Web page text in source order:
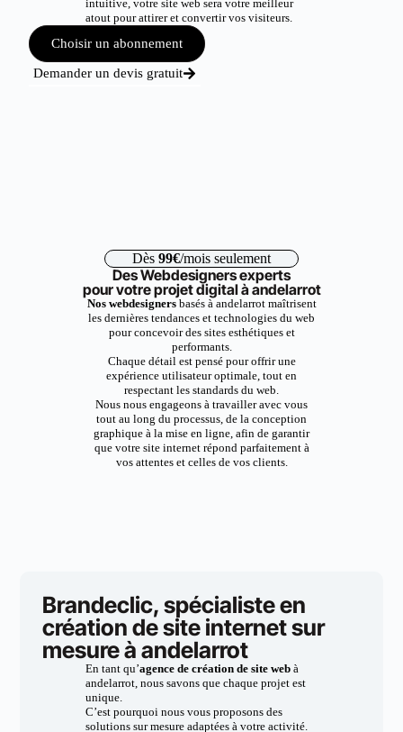
intuitive, votre site web sera votre meilleur
atout pour attirer et convertir vos visiteurs.
Choisir un abonnement
Demander un devis gratuit
Dès 99€/mois seulement
Des Webdesigners experts
pour votre projet digital à andelarrot
Nos webdesignersbasés à andelarrot maîtrisent
les dernières tendances et technologies du web
pour concevoir des sites esthétiques et
performants.
Chaque détail est pensé pour offrir une
expérience utilisateur optimale, tout en
respectant les standards du web.
Nous nous engageons à travailler avec vous
tout au long du processus, de la conception
graphique à la mise en ligne, afin de garantir
que votre site internet répond parfaitement à
vos attentes et celles de vos clients.
Brandeclic, spécialiste en
création de site internet sur
mesure à andelarrot
En tant qu’agence de création de site webà
andelarrot, nous savons que chaque projet est
unique.
C’est pourquoi nous vous proposons des
solutions sur mesure adaptées à votre activité.